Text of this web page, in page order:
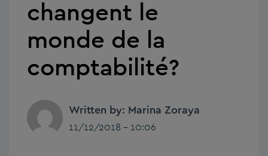
changent le
monde de la
comptabilité?
Written by: Marina Zoraya
11/12/2018 - 10:06